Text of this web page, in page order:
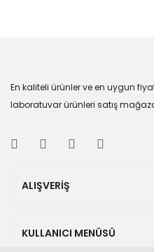
En kaliteli ürünler ve en uygun
laboratuvar ürünleri satış
ALIŞVERİŞ
KULLANICI MENÜSÜ